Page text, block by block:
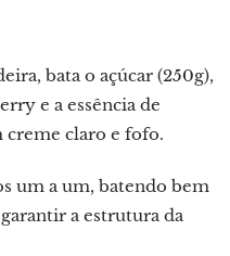
bata o açúcar (250g),
e a essência de
creme claro e fofo.
um a um, batendo bem
a estrutura da